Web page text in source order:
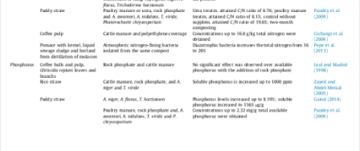
CAOS
II:
Experimento
1.